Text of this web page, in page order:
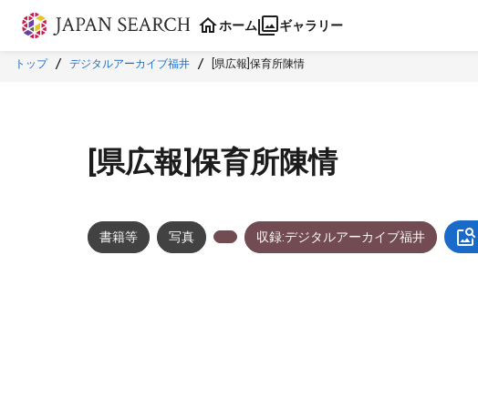
本文に飛ぶ
ホーム ギャラリー
トップ デジタルアーカイブ福井 [県広報]保育所陳情
[県広報]保育所陳情
書籍等 写真 収録:デジタルアーカイブ福井